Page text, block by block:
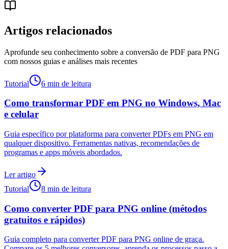
Artigos relacionados
Aprofunde seu conhecimento sobre a conversão de PDF para PNG
com nossos guias e análises mais recentes
Tutorial 6 min de leitura
Como transformar PDF em PNG no Windows, Mac
e celular
Guia específico por plataforma para converter PDFs em PNG em
qualquer dispositivo. Ferramentas nativas, recomendações de
programas e apps móveis abordados.
Ler artigo
Tutorial
8 min de leitura
Como converter PDF para PNG online (métodos
gratuitos e rápidos)
Guia completo para converter PDF para PNG online de graça.